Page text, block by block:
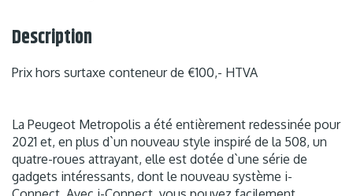
Description
Prix hors surtaxe conteneur de €100,- HTVA
La Peugeot Metropolis a été entièrement redessinée pour
2021 et, en plus d`un nouveau style inspiré de la 508, un
quatre-roues attrayant, elle est dotée d`une série de
gadgets intéressants, dont le nouveau système i-